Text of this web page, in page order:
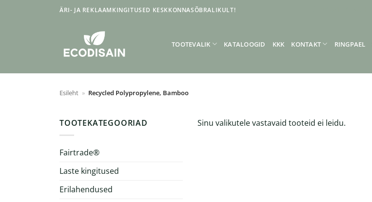
ÄRI- JA REKLAAMKINGITUSED KESKKONNASÕBRALIKULT!
TOOTEVALIK KATALOOGID KKK KONTAKT RINGPAEL
Esileht » Recycled Polypropylene, Bamboo
TOOTEKATEGOORIAD
Fairtrade®
Laste kingitused
Erilahendused
Sinu valikutele vastavaid tooteid ei leidu.